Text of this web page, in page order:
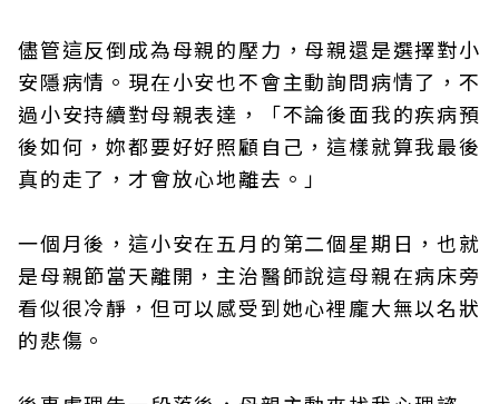
儘管這反倒成為母親的壓力，母親還是選擇對小
安隱病情。現在小安也不會主動詢問病情了，不
過小安持續對母親表達，「不論後面我的疾病預
後如何，妳都要好好照顧自己，這樣就算我最後
真的走了，才會放心地離去。」
一個月後，這小安在五月的第二個星期日，也就
是母親節當天離開，主治醫師說這母親在病床旁
看似很冷靜，但可以感受到她心裡龐大無以名狀
的悲傷。